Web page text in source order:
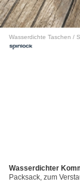
Wasserdichte Taschen /
Wasserdichter
Packsack, zum